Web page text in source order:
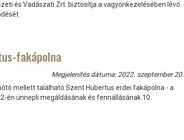
és Vadászati Zrt. biztosítja a vagyonkezelésében lévő
fakápolna
Megjelenítés dátuma: 2022. szeptember 20.
mellett található Szent Hubertus erdei fakápolna - a
én ünnepli megáldásának és fennállásának 10.